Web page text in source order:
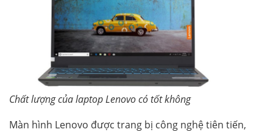
Chất lượng của laptop Lenovo có tốt không
Màn hình Lenovo được trang bị công nghệ tiên tiến,